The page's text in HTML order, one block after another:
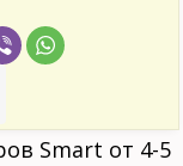
Smart от 4-5